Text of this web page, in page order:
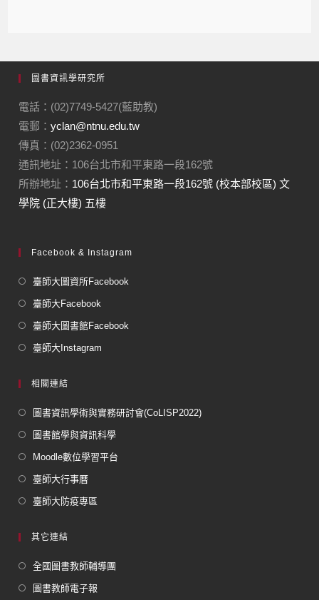
圖書資訊學研究所
電話：(02)7749-5427(藍助教)
電郵：yclan@ntnu.edu.tw
傳真：(02)2362-0951
通訊地址：106台北市和平東路一段162號
所辦地址： 106台北市和平東路一段162號 (校本部校區) 文
學院 (正大樓) 五樓
Facebook & Instagram
臺師大圖資所Facebook
臺師大Facebook
臺師大圖書館Facebook
臺師大Instagram
相關連結
圖書資訊學術與實務研討會(CoLISP2022)
圖書館學與資訊科學
Moodle數位學習平台
臺師大行事曆
臺師大防疫專區
其它連結
全國圖書教師輔導團
圖書教師電子報